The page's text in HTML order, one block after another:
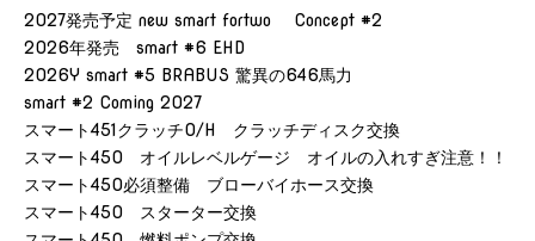
2027発売予定 new smart fortwo Concept #2
2026年発売 smart #6 EHD
2026Y smart #5 BRABUS 驚異の646馬力
smart #2 Coming 2027
スマート451クラッチO/H クラッチディスク交換
スマート450 オイルレベルゲージ オイルの入れすぎ注意！！
スマート450必須整備 ブローバイホース交換
スマート450 スターター交換